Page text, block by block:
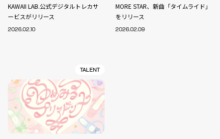
KAWAII LAB.公式デジタルトレカサ
ービスがリリース
2026.02.10
MORE STAR、新曲「タイムライド」
をリリース
2026.02.09
TALENT